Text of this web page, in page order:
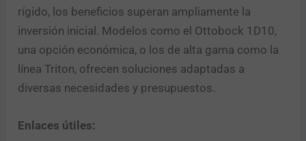
rígido, los beneficios superan ampliamente la
inversión inicial. Modelos como el Ottobock 1D10,
una opción económica, o los de alta gama como la
línea Triton, ofrecen soluciones adaptadas a
diversas necesidades y presupuestos.
Enlaces útiles: